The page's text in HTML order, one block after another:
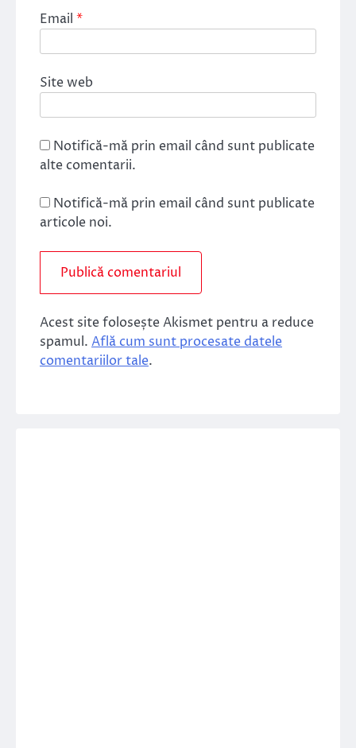
Email *
Site web
Notifică-mă prin email când sunt publicate
alte comentarii.
Notifică-mă prin email când sunt publicate
articole noi.
Acest site folosește Akismet pentru a reduce
spamul. Află cum sunt procesate datele
comentariilor tale.